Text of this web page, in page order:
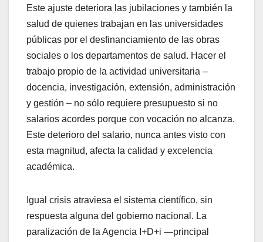
Este ajuste deteriora las jubilaciones y también la
salud de quienes trabajan en las universidades
públicas por el desfinanciamiento de las obras
sociales o los departamentos de salud. Hacer el
trabajo propio de la actividad universitaria –
docencia, investigación, extensión, administración
y gestión – no sólo requiere presupuesto si no
salarios acordes porque con vocación no alcanza.
Este deterioro del salario, nunca antes visto con
esta magnitud, afecta la calidad y excelencia
académica.
Igual crisis atraviesa el sistema científico, sin
respuesta alguna del gobierno nacional. La
paralización de la Agencia I+D+i —principal